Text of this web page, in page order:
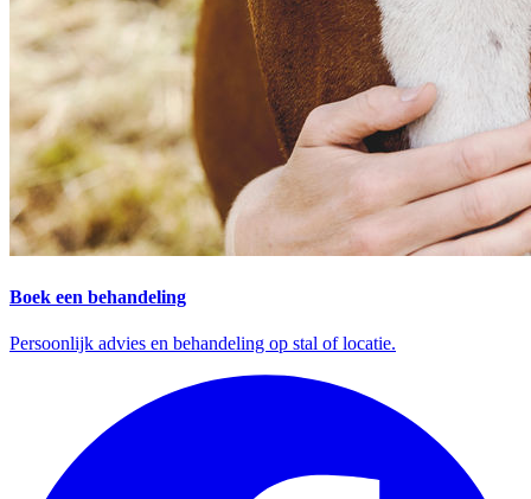
Boek een behandeling
Persoonlijk advies en behandeling op stal of locatie.